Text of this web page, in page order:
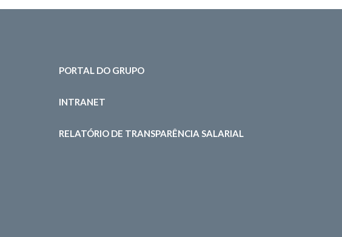
PORTAL DO GRUPO
INTRANET
RELATÓRIO DE TRANSPARÊNCIA SALARIAL